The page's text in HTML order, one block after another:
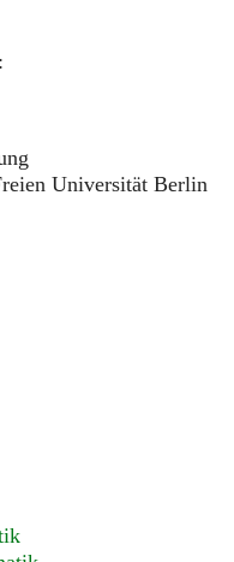
Universität Berlin